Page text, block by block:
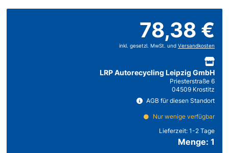
78,38 €
inkl. gesetzl. MwSt. und Versandkosten
LRP Autorecycling Leipzig GmbH
Priesterstraße 6
04509 Krostitz
AGB für diesen Standort
Nur wenige verfügbar
Lieferzeit: 1-2 Tage
Menge: 1